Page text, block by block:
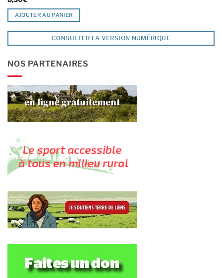
AJOUTER AU PANIER
CONSULTER LA VERSION NUMÉRIQUE
NOS PARTENAIRES